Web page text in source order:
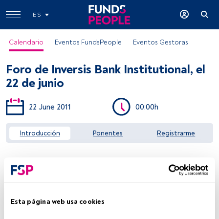
Esta página web usa cookies
ES
Calendario Eventos FundsPeople Eventos Gestoras
Foro de Inversis Bank Institutional, el
22 de junio
22 June 2011 00:00h
Introducción Ponentes Registrarme